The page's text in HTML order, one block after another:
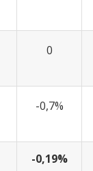
0
-0,7%
-0,19%